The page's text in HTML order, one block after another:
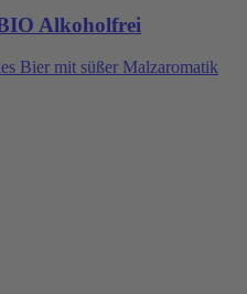
Alkoholfrei
Bier mit süßer Malzaromatik